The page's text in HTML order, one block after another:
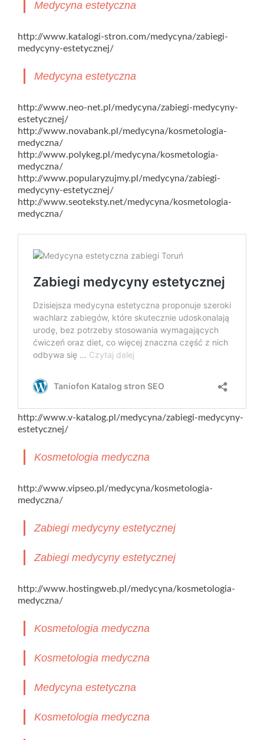
Medycyna estetyczna
http://www.katalogi-stron.com/medycyna/zabiegi-
medycyny-estetycznej/
Medycyna estetyczna
http://www.neo-net.pl/medycyna/zabiegi-medycyny-
estetycznej/
http://www.novabank.pl/medycyna/kosmetologia-
medyczna/
http://www.polykeg.pl/medycyna/kosmetologia-
medyczna/
http://www.popularyzujmy.pl/medycyna/zabiegi-
medycyny-estetycznej/
http://www.seoteksty.net/medycyna/kosmetologia-
medyczna/
http://www.v-katalog.pl/medycyna/zabiegi-medycyny-
estetycznej/
Kosmetologia medyczna
http://www.vipseo.pl/medycyna/kosmetologia-
medyczna/
Zabiegi medycyny estetycznej
Zabiegi medycyny estetycznej
http://www.hostingweb.pl/medycyna/kosmetologia-
medyczna/
Kosmetologia medyczna
Kosmetologia medyczna
Medycyna estetyczna
Kosmetologia medyczna